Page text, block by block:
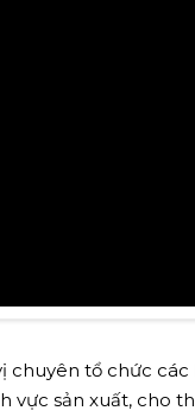
tổ chức các
vực sản xuất, cho